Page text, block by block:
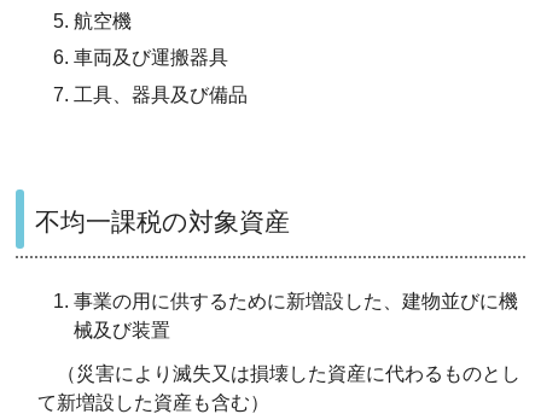
航空機
車両及び運搬器具
工具、器具及び備品
不均一課税の対象資産
事業の用に供するために新増設した、建物並びに機
械及び装置
（災害により滅失又は損壊した資産に代わるものとし
て新増設した資産も含む）